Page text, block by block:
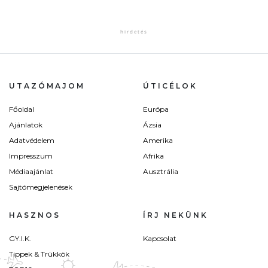
UTAZÓMAJOM
Főoldal
Ajánlatok
Adatvédelem
Impresszum
Médiaajánlat
Sajtómegjelenések
ÚTICÉLOK
Európa
Ázsia
Amerika
Afrika
Ausztrália
HASZNOS
GY.I.K.
Tippek & Trükkök
ÍRJ NEKÜNK
Kapcsolat